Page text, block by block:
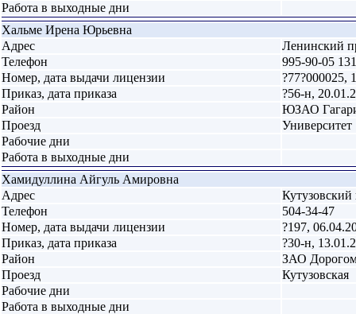
Работа в выходные дни
Хальме Ирена Юрьевна
Адрес
Ленинский
Телефон
995-90-05
Номер, дата выдачи лицензии
?77?000025,
Приказ, дата приказа
?56-н,
Район
ЮЗАО
Проезд
Университет
Рабочие дни
Работа в выходные дни
Хамидуллина Айгуль Амировна
Адрес
Телефон
504-34-47
Номер, дата выдачи лицензии
?197,
Приказ, дата приказа
?30-н,
Район
ЗАО
Проезд
Кутузовская
Рабочие дни
Работа в выходные дни